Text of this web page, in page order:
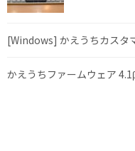
[Windows] かえうちカスタ
かえうちファームウェア